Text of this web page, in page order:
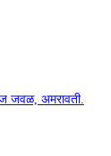
जवळ, अमरावती.